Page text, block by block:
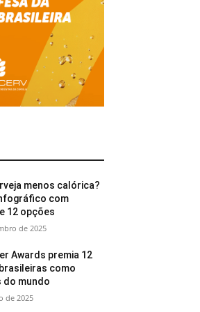
menos calórica?
com
12 opções
de 2025
Awards premia 12
como
do mundo
de 2025